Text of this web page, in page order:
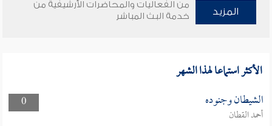
المزيد
من الفعاليات والمحاضرات الأرشيفية من
خدمة البث المباشر
الأكثر استماعا لهذا الشهر
0 الشيطان وجنوده
أحمد القطان